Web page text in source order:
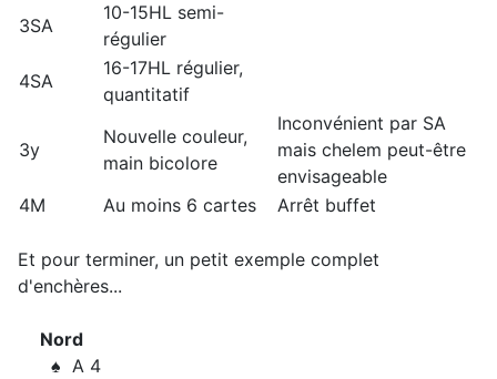
3SA
10-15HL semi-
régulier
4SA
16-17HL régulier,
quantitatif
3y
Nouvelle couleur,
main bicolore
Inconvénient par SA
mais chelem peut-être
envisageable
4M
Au moins 6 cartes Arrêt buffet
Et pour terminer, un petit exemple complet
d'enchères...
Nord
♠ A 4